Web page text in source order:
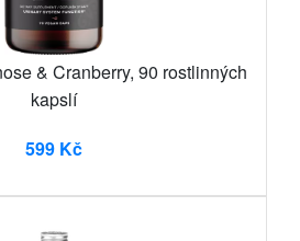
& Cranberry, 90 rostlinných
kapslí
599 Kč